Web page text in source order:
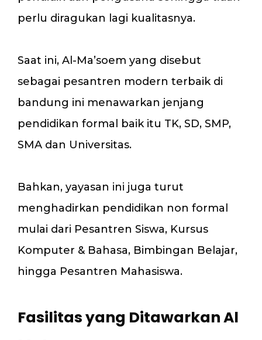
perlu diragukan lagi kualitasnya.
Saat ini, Al-Ma’soem yang disebut
sebagai pesantren modern terbaik di
bandung ini menawarkan jenjang
pendidikan formal baik itu TK, SD, SMP,
SMA dan Universitas.
Bahkan, yayasan ini juga turut
menghadirkan pendidikan non formal
mulai dari Pesantren Siswa, Kursus
Komputer & Bahasa, Bimbingan Belajar,
hingga Pesantren Mahasiswa.
Fasilitas yang Ditawarkan Al